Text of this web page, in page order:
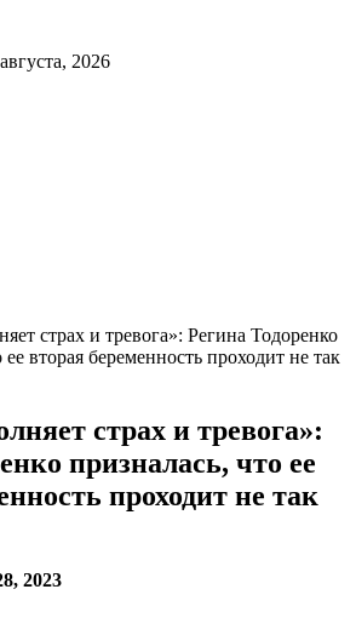
2026
страх и тревога»: Регина Тодоренко
ее вторая беременность проходит не так
страх и тревога»:
призналась, что ее
проходит не так
2023